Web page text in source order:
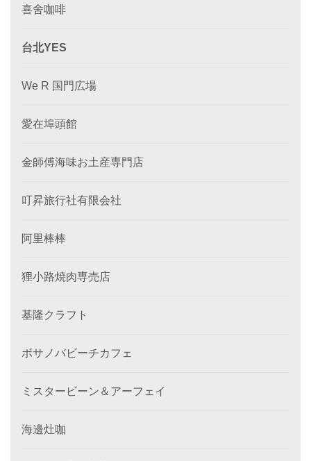
喜舍咖啡
台北YES
We R 国門広場
愛在埠頭館
金師傅海味お土産専門店
叮昇旅行社有限会社
阿里棒棒
狸小路焼肉専売店
基隆クラフト
ボサノバビーチカフェ
ミスタービーン＆アーフェイ
海邊灶咖